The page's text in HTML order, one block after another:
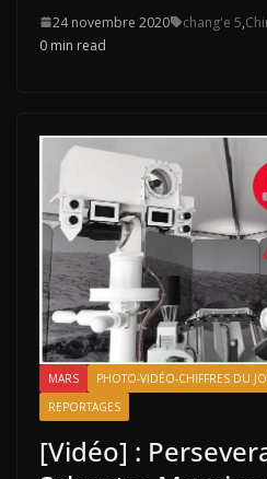
24 novembre 2020 chang'e 5,
0 min read
MARS
PHOTO-VIDÉO-CHIFFRES DU
REPORTAGES
[Vidéo] :